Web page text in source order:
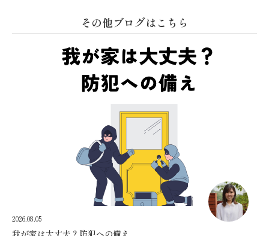
その他ブログはこちら
2026.08.05
我が家は大丈夫？防犯への備え